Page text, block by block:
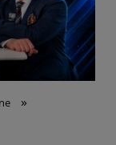
»